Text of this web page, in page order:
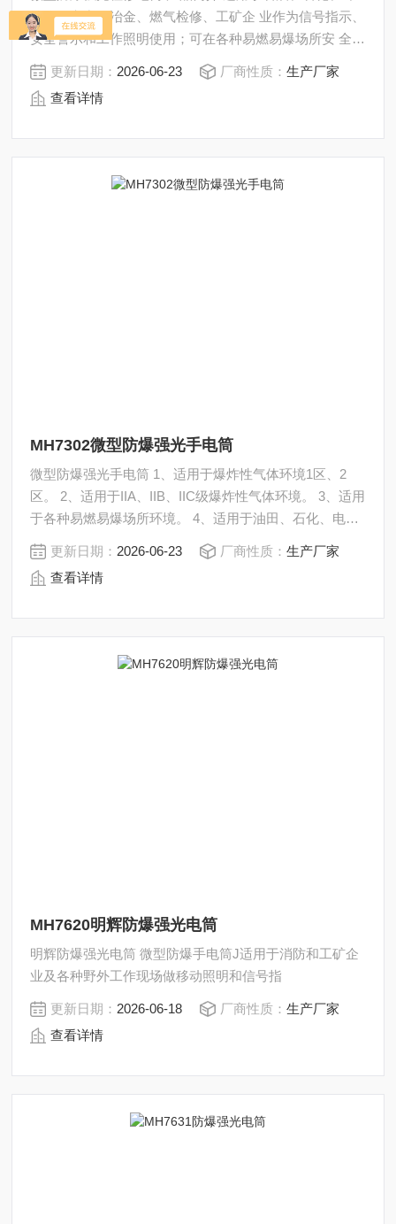
铁路、电力、冶金、燃气检修、工矿企 业作为信号指示、
安全警示和工作照明使用；可在各种易燃易爆场所安 全工
作（1区、2区）。 ◆本质安全性防爆等级ExibIICT4,满足
I,II区安全工作 的要 求。
更新日期： 2026-06-23 厂商性质：生产厂家
查看详情
MH7302微型防爆强光手电筒
微型防爆强光手电筒 1、适用于爆炸性气体环境1区、2
区。 2、适用于IIA、IIB、IIC级爆炸性气体环境。 3、适用
于各种易燃易爆场所环境。 4、适用于油田、石化、电
力、治金、消防、船舶、化工厂、气站等行业巡视、检修
时的便携式照明；同时也适合佩戴在头盔上作为头灯使
用。
更新日期： 2026-06-23 厂商性质：生产厂家
查看详情
MH7620明辉防爆强光电筒
明辉防爆强光电筒 微型防爆手电筒J适用于消防和工矿企
业及各种野外工作现场做移动照明和信号指
更新日期： 2026-06-18 厂商性质：生产厂家
查看详情